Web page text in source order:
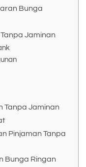
Bunga
Jaminan
Tanpa Jaminan
Pinjaman Tanpa
Bunga Ringan